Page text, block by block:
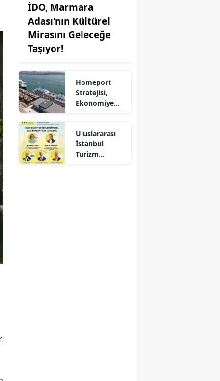
İDO, Marmara
Adası'nın Kültürel
Mirasını Geleceğe
Taşıyor!
Homeport
Stratejisi,
Ekonomiye
Sağlıyor!
Uluslararası
İstanbul
Turizm